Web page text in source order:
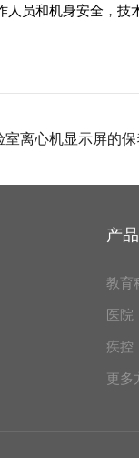
人员和机身安全，技
室离心机显示屏的保
产
教育
医院
疾控
更多